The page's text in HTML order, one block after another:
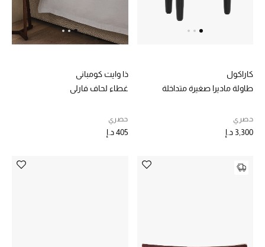
كاراكول
طاولة ماديرا صغيرة متداخلة
حصري
3,300 د.إ
ذا وايت كومباني
غطاء لحاف فارلي
حصري
405 د.إ